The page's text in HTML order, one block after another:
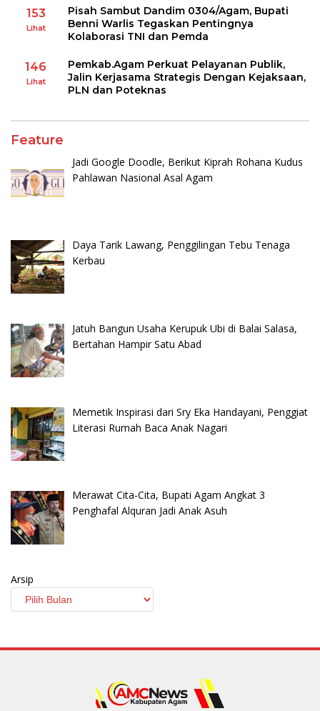
153
Lihat
Pisah Sambut Dandim 0304/Agam, Bupati
Benni Warlis Tegaskan Pentingnya
Kolaborasi TNI dan Pemda
146
Lihat
Pemkab.Agam Perkuat Pelayanan Publik,
Jalin Kerjasama Strategis Dengan Kejaksaan,
PLN dan Poteknas
Feature
Jadi Google Doodle, Berikut Kiprah Rohana Kudus
Pahlawan Nasional Asal Agam
Daya Tarik Lawang, Penggilingan Tebu Tenaga
Kerbau
Jatuh Bangun Usaha Kerupuk Ubi di Balai Salasa,
Bertahan Hampir Satu Abad
Memetik Inspirasi dari Sry Eka Handayani, Penggiat
Literasi Rumah Baca Anak Nagari
Merawat Cita-Cita, Bupati Agam Angkat 3
Penghafal Alquran Jadi Anak Asuh
Arsip